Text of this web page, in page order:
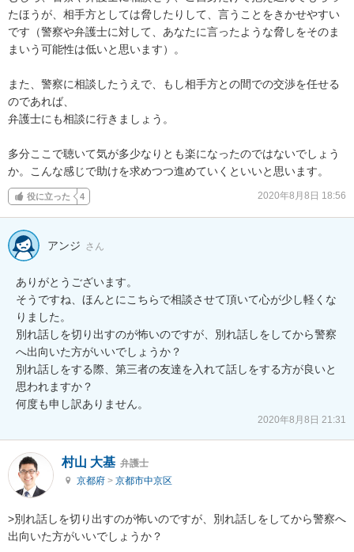
たほうが、相手方としては脅したりして、言うことをきかせやすい
です（警察や弁護士に対して、あなたに言ったような脅しをそのま
まいう可能性は低いと思います）。
また、警察に相談したうえで、もし相手方との間での交渉を任せる
のであれば、
弁護士にも相談に行きましょう。
多分ここで聴いて気が多少なりとも楽になったのではないでしょう
か。こんな感じで助けを求めつつ進めていくといいと思います。
役に立った 4 2020年8月8日 18:56
アンジ さん
ありがとうございます。
そうですね、ほんとにこちらで相談させて頂いて心が少し軽くな
りました。
別れ話しを切り出すのが怖いのですが、別れ話しをしてから警察
へ出向いた方がいいでしょうか？
別れ話しをする際、第三者の友達を入れて話しをする方が良いと
思われますか？
何度も申し訳ありません。
2020年8月8日 21:31
村山 大基 弁護士
京都府 > 京都市中京区
>別れ話しを切り出すのが怖いのですが、別れ話しをしてから警察へ
出向いた方がいいでしょうか？